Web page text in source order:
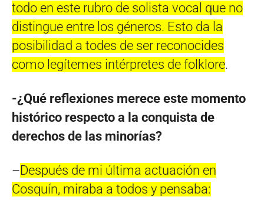
todo en este rubro de solista vocal que no
distingue entre los géneros. Esto da la
posibilidad a todes de ser reconocides
como legítemes intérpretes de folklore.
-¿Qué reflexiones merece este momento
histórico respecto a la conquista de
derechos de las minorías?
–Después de mi última actuación en
Cosquín, miraba a todos y pensaba: